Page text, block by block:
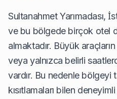
Sultanahmet Yarımadası,
ve bu bölgede birçok otel
almaktadır. Büyük
veya yalnızca belirli
vardır. Bu nedenle bölgeyi
kısıtlamaları bilen